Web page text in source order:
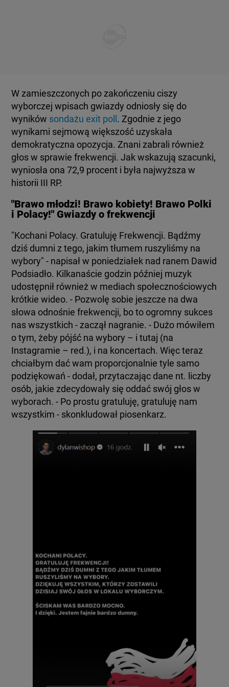
W zamieszczonych po zakończeniu ciszy
wyborczej wpisach gwiazdy odniosły się do
wyników sondażu exit poll . Zgodnie z jego
wynikami sejmową większość uzyskała
demokratyczna opozycja. Znani zabrali również
głos w sprawie frekwencji. Jak wskazują szacunki,
wyniosła ona 72,9 procent i była najwyższa w
historii III RP.
"Brawo młodzi! Brawo kobiety! Brawo Polki
i Polacy!" Gwiazdy o frekwencji
"Kochani Polacy. Gratuluję Frekwencji. Bądźmy
dziś dumni z tego, jakim tłumem ruszyliśmy na
wybory" - napisał w poniedziałek nad ranem Dawid
Podsiadło. Kilkanaście godzin później muzyk
udostępnił również w mediach społecznościowych
krótkie wideo. - Pozwolę sobie jeszcze na dwa
słowa odnośnie frekwencji, bo to ogromny sukces
nas wszystkich - zaczął nagranie. - Dużo mówiłem
o tym, żeby pójść na wybory – i tutaj (na
Instagramie – red.), i na koncertach. Więc teraz
chciałbym dać wam proporcjonalnie tyle samo
podziękowań - dodał, przytaczając dane nt. liczby
osób, jakie zdecydowały się oddać swój głos w
wyborach. - Po prostu gratuluję, gratuluję nam
wszystkim - skonkludował piosenkarz.
OLSZTYN
OPOLE
RZESZÓW
SZCZECIN
BIAŁYSTOK
SZKŁO KONTAKTOWE
CIEKAWOSTKI
PROGRAMY
RAPORTY
TVN24 УКРАЇНСЬКОЮ МОВОЮ
WIĘCEJ
KANAŁY
REGULAMIN SERWISU
POLITYKA PRYWATNOŚCI
o.o. wymaga wcześniejszej zgody TVN S.A./ TVN Media Sp. z o.o. oraz zawarcia stosownej
rozpowszechnianie artykułów zamieszczonych w programach oraz na stronach